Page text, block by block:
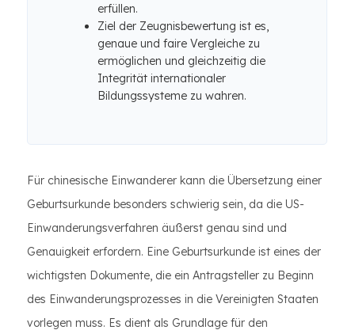
erfüllen.
Ziel der Zeugnisbewertung ist es,
genaue und faire Vergleiche zu
ermöglichen und gleichzeitig die
Integrität internationaler
Bildungssysteme zu wahren.
Für chinesische Einwanderer kann die Übersetzung einer
Geburtsurkunde besonders schwierig sein, da die US-
Einwanderungsverfahren äußerst genau sind und
Genauigkeit erfordern. Eine Geburtsurkunde ist eines der
wichtigsten Dokumente, die ein Antragsteller zu Beginn
des Einwanderungsprozesses in die Vereinigten Staaten
vorlegen muss. Es dient als Grundlage für den